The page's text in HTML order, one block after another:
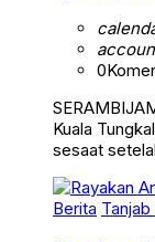
0
Kuala
sesaat
Berita